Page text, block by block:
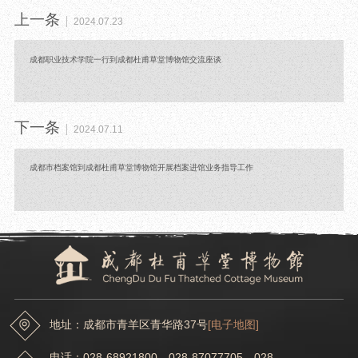
上一条 2024.07.23
成都职业技术学院一行到成都杜甫草堂博物馆交流座谈
下一条 2024.07.11
成都市档案馆到成都杜甫草堂博物馆开展档案进馆业务指导工作
地址：成都市青羊区青华路37号[电子地图]